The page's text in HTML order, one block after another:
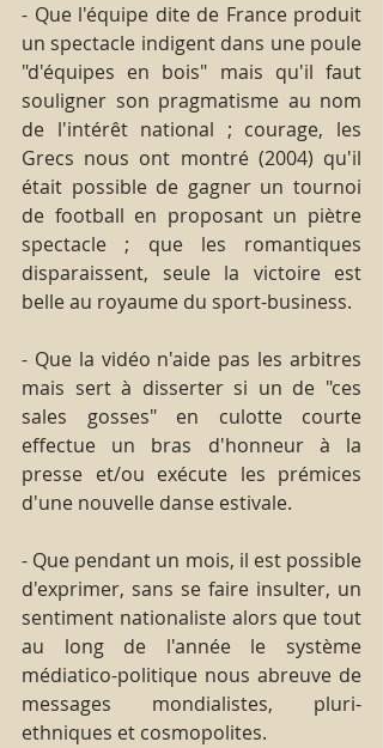
- Que l'équipe dite de France produit
un spectacle indigent dans une poule
"d'équipes en bois" mais qu'il faut
souligner son pragmatisme au nom
de l'intérêt national ; courage, les
Grecs nous ont montré (2004) qu'il
était possible de gagner un tournoi
de football en proposant un piètre
spectacle ; que les romantiques
disparaissent, seule la victoire est
belle au royaume du sport-business.
- Que la vidéo n'aide pas les arbitres
mais sert à disserter si un de "ces
sales gosses" en culotte courte
effectue un bras d'honneur à la
presse et/ou exécute les prémices
d'une nouvelle danse estivale.
- Que pendant un mois, il est possible
d'exprimer, sans se faire insulter, un
sentiment nationaliste alors que tout
au long de l'année le système
médiatico-politique nous abreuve de
messages mondialistes, pluri-
ethniques et cosmopolites.